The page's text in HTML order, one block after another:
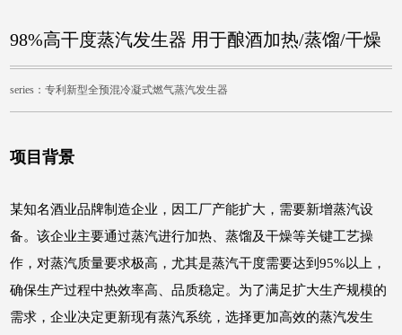
98%高干度蒸汽发生器 用于酿酒加热/蒸馏/干燥
series：专利新型全预混冷凝式燃气蒸汽发生器
项目背景
某知名酒业品牌制造企业，因工厂产能扩大，需要新增蒸汽设
备。该企业主要通过蒸汽进行加热、蒸馏及干燥等关键工艺操
作，对蒸汽质量要求极高，尤其是蒸汽干度需要达到95%以上，
确保生产过程中热效率高、品质稳定。为了满足扩大生产规模的
需求，企业决定更新现有蒸汽系统，选择更加高效的蒸汽发生